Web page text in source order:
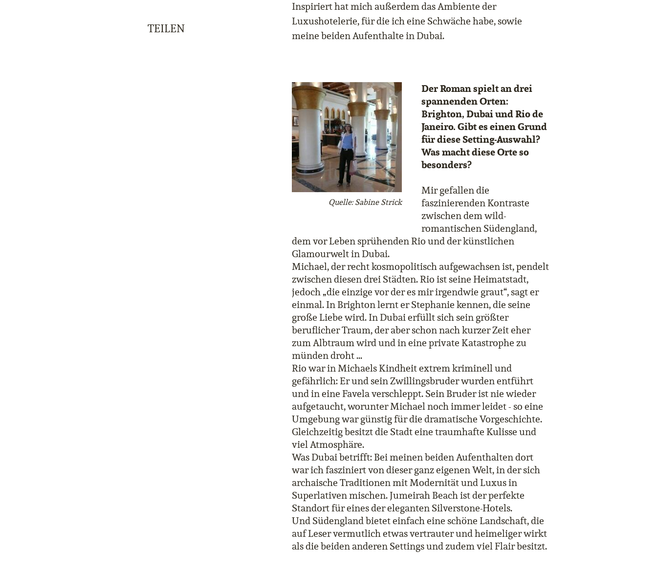
TEILEN
Inspiriert hat mich außerdem das Ambiente der
Luxushotelerie, für die ich eine Schwäche habe, sowie
meine beiden Aufenthalte in Dubai.
Quelle: Sabine Strick
Der Roman spielt an drei
spannenden Orten:
Brighton, Dubai und Rio de
Janeiro. Gibt es einen Grund
für diese Setting-Auswahl?
Was macht diese Orte so
besonders?
Mir gefallen die
faszinierenden Kontraste
zwischen dem wild-
romantischen Südengland,
dem vor Leben sprühenden Rio und der künstlichen
Glamourwelt in Dubai.
Michael, der recht kosmopolitisch aufgewachsen ist, pendelt
zwischen diesen drei Städten. Rio ist seine Heimatstadt,
jedoch „die einzige vor der es mir irgendwie graut“, sagt er
einmal. In Brighton lernt er Stephanie kennen, die seine
große Liebe wird. In Dubai erfüllt sich sein größter
beruflicher Traum, der aber schon nach kurzer Zeit eher
zum Albtraum wird und in eine private Katastrophe zu
münden droht ...
Rio war in Michaels Kindheit extrem kriminell und
gefährlich: Er und sein Zwillingsbruder wurden entführt
und in eine Favela verschleppt. Sein Bruder ist nie wieder
aufgetaucht, worunter Michael noch immer leidet - so eine
Umgebung war günstig für die dramatische Vorgeschichte.
Gleichzeitig besitzt die Stadt eine traumhafte Kulisse und
viel Atmosphäre.
Was Dubai betrifft: Bei meinen beiden Aufenthalten dort
war ich fasziniert von dieser ganz eigenen Welt, in der sich
archaische Traditionen mit Modernität und Luxus in
Superlativen mischen. Jumeirah Beach ist der perfekte
Standort für eines der eleganten Silverstone-Hotels.
Und Südengland bietet einfach eine schöne Landschaft, die
auf Leser vermutlich etwas vertrauter und heimeliger wirkt
als die beiden anderen Settings und zudem viel Flair besitzt.